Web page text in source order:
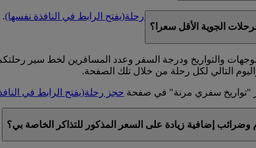
حجز رحلة(يفتح الرابط في النافذة نفسها).
الجوية الأقل سعرا؟
والتواريخ ودرجة السفر وعدد المسافرين لخط سير
التالي لكل رحلة من خلال تلك الصفحة.
"تواريخ سفري مرنة" في صفحة حجز رحلة(يفتح الرابط في
إضافية زيادة على السعر المذكور للتذاكر الخاصة بي؟